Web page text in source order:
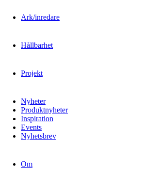
Ark/inredare
Hållbarhet
Projekt
Nyheter
Produktnyheter
Inspiration
Events
Nyhetsbrev
Om